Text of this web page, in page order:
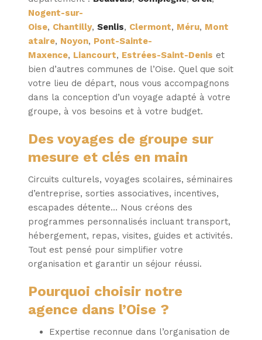
Nogent-sur-
Oise, Chantilly,Senlis, Clermont, Méru, Mont
ataire, Noyon, Pont-Sainte-
Maxence, Liancourt, Estrées-Saint-Denis et
bien d’autres communes de l’Oise. Quel que soit
votre lieu de départ, nous vous accompagnons
dans la conception d’un voyage adapté à votre
groupe, à vos besoins et à votre budget.
Des voyages de groupe sur
mesure et clés en main
Circuits culturels, voyages scolaires, séminaires
d’entreprise, sorties associatives, incentives,
escapades détente… Nous créons des
programmes personnalisés incluant transport,
hébergement, repas, visites, guides et activités.
Tout est pensé pour simplifier votre
organisation et garantir un séjour réussi.
Pourquoi choisir notre
agence dans l’Oise ?
Expertise reconnue dans l’organisation de